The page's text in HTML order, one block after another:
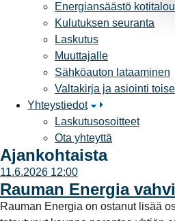
e
n
l
i
Energiansäästö
Kulutuksen seuranta
Laskutus
Muuttajalle
Sähköauton lataaminen
Valtakirja ja asiointi
Yhteystiedot
Laskutusosoitteet
Ota yhteyttä
Ajankohtaista
11.6.2026 12:00
Rauman Energia
Rauman Energia on ostanut lisää